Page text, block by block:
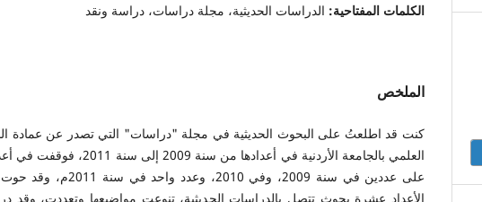
الكلمات المفتاحية: الدراسات الحديثية، مجلة دراسات، دراسة ونقد
الملخص
كنت قد اطلعتُ على البحوث الحديثية في مجلة "دراسات" التي تصدر عن عمادة
العلمي بالجامعة الأردنية في أعدادها من سنة 2009 إلى سنة
على عددين في سنة 2009، وفي 2010، وعدد واحد في
الأعداد عشرة بحوث تتصل بالدراسات الحديثية، تنوعت مواضيعها وتعددت، وقد